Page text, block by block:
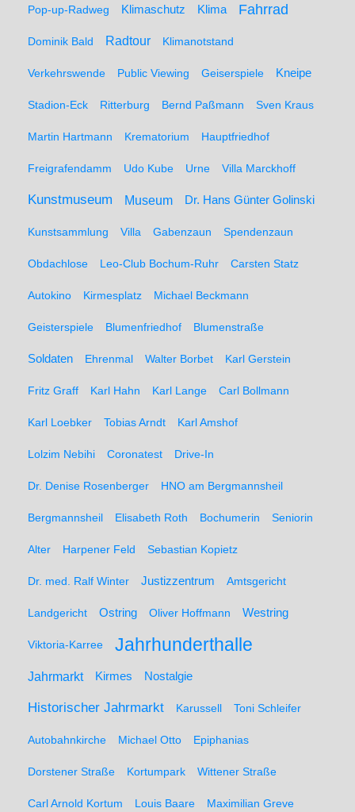
Pop-up-Radweg Klimaschutz Klima Fahrrad
Dominik Bald Radtour Klimanotstand
Verkehrswende Public Viewing Geiserspiele Kneipe
Stadion-Eck Ritterburg Bernd Paßmann Sven Kraus
Martin Hartmann Krematorium Hauptfriedhof
Freigrafendamm Udo Kube Urne Villa Marckhoff
Kunstmuseum Museum Dr. Hans Günter Golinski
Kunstsammlung Villa Gabenzaun Spendenzaun
Obdachlose Leo-Club Bochum-Ruhr Carsten Statz
Autokino Kirmesplatz Michael Beckmann
Geisterspiele Blumenfriedhof Blumenstraße
Soldaten Ehrenmal Walter Borbet Karl Gerstein
Fritz Graff Karl Hahn Karl Lange Carl Bollmann
Karl Loebker Tobias Arndt Karl Amshof
Lolzim Nebihi Coronatest Drive-In
Dr. Denise Rosenberger HNO am Bergmannsheil
Bergmannsheil Elisabeth Roth Bochumerin Seniorin
Alter Harpener Feld Sebastian Kopietz
Dr. med. Ralf Winter Justizzentrum Amtsgericht
Landgericht Ostring Oliver Hoffmann Westring
Viktoria-Karree Jahrhunderthalle
Jahrmarkt Kirmes Nostalgie
Historischer Jahrmarkt Karussell Toni Schleifer
Autobahnkirche Michael Otto Epiphanias
Dorstener Straße Kortumpark Wittener Straße
Carl Arnold Kortum Louis Baare Maximilian Greve